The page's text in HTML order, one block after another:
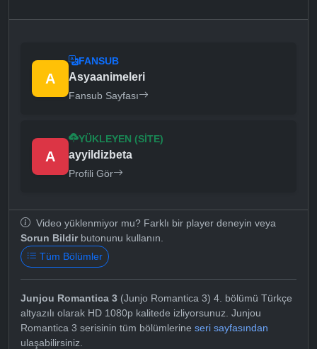
A
FANSUB
Asyaanimeleri
Fansub Sayfası
A
YÜKLEYEN (SITE)
ayyildizbeta
Profili Gör
Video yüklenmiyor mu? Farklı bir player deneyin veya
Sorun Bildirbutonunu kullanın.
Tüm Bölümler
Junjou Romantica 3 (Junjo Romantica 3) 4. bölümü Türkçe
altyazılı olarak HD 1080p kalitede izliyorsunuz. Junjou
Romantica 3 serisinin tüm bölümlerine seri sayfasından
ulaşabilirsiniz.